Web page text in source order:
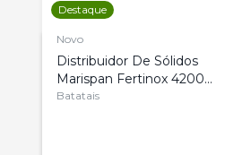
Destaque
Novo
Distribuidor De Sólidos
Marispan Fertinox 4200
Citrus
Batatais